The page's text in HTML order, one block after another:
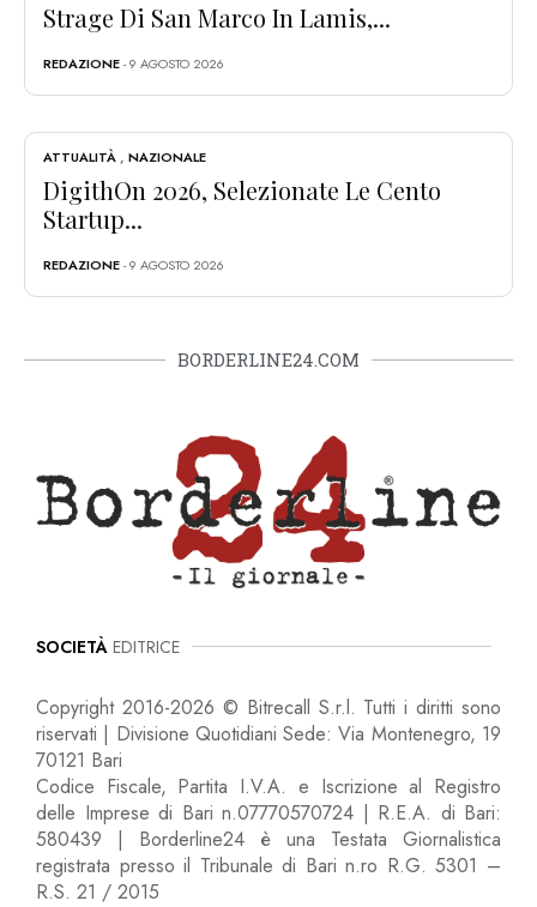
Strage Di San Marco In Lamis,...
REDAZIONE- 9 AGOSTO 2026
ATTUALITÀ , NAZIONALE
DigithOn 2026, Selezionate Le Cento
Startup...
REDAZIONE- 9 AGOSTO 2026
BORDERLINE24.COM
SOCIETÀ EDITRICE
Copyright 2016-2026 © Bitrecall S.r.l. Tutti i diritti sono
riservati | Divisione Quotidiani Sede: Via Montenegro, 19
70121 Bari
Codice Fiscale, Partita I.V.A. e Iscrizione al Registro
delle Imprese di Bari n.07770570724 | R.E.A. di Bari:
580439 | Borderline24 è una Testata Giornalistica
registrata presso il Tribunale di Bari n.ro R.G. 5301 –
R.S. 21 / 2015